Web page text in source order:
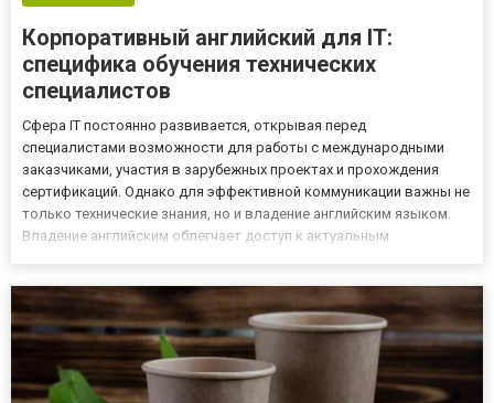
Корпоративный английский для IT:
специфика обучения технических
специалистов
Сфера IT постоянно развивается, открывая перед
специалистами возможности для работы с международными
заказчиками, участия в зарубежных проектах и прохождения
сертификаций. Однако для эффективной коммуникации важны не
только технические знания, но и владение английским языком.
Владение английским облегчает доступ к актуальным
эффективнее поможет корпорат...